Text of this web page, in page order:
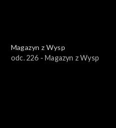
Magazyn z Wysp
odc. 226 - Magazyn z Wysp